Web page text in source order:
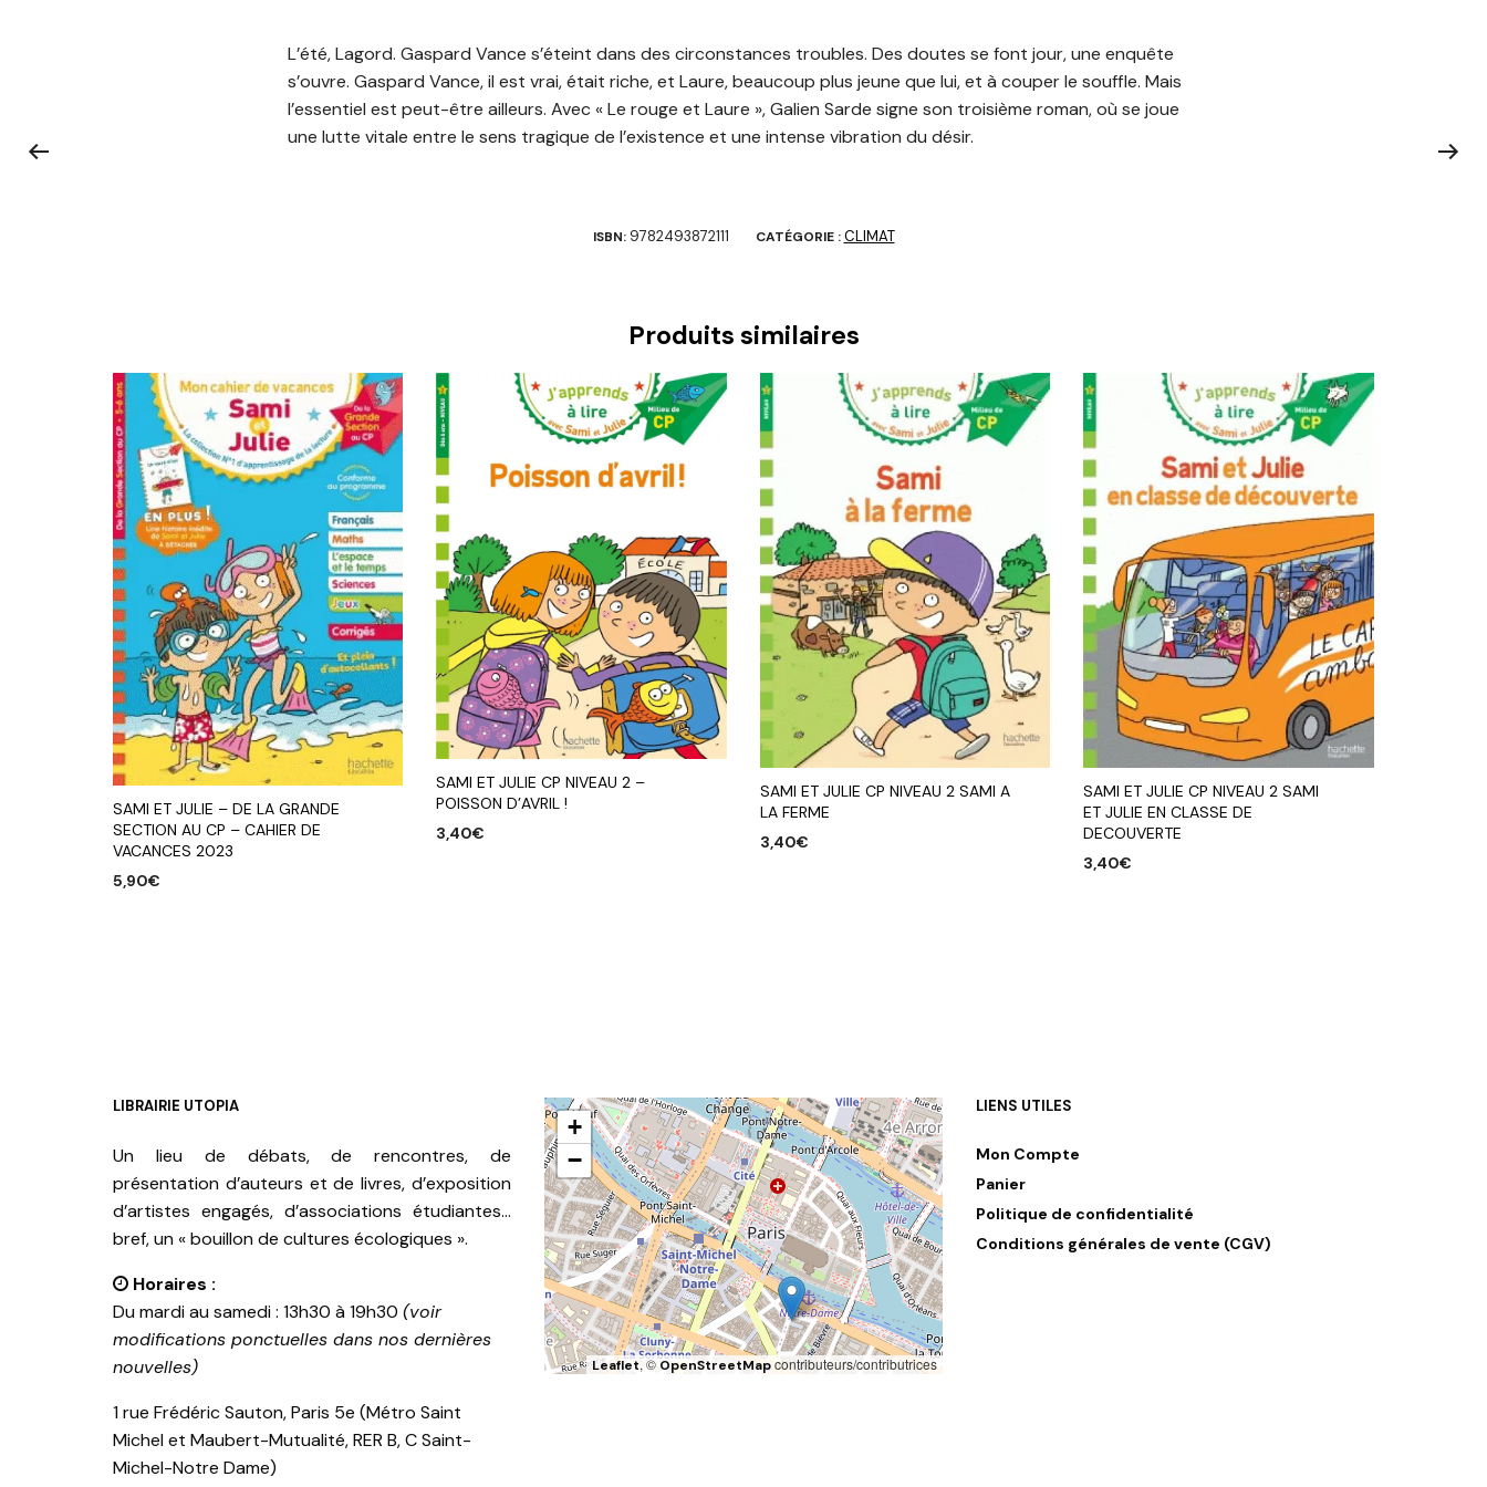
L’été, Lagord. Gaspard Vance s’éteint dans des circonstances troubles. Des doutes se font jour, une enquête
s’ouvre. Gaspard Vance, il est vrai, était riche, et Laure, beaucoup plus jeune que lui, et à couper le souffle. Mais
l’essentiel est peut-être ailleurs. Avec « Le rouge et Laure », Galien Sarde signe son troisième roman, où se joue
une lutte vitale entre le sens tragique de l’existence et une intense vibration du désir.
ISBN: 9782493872111 CATÉGORIE :CLIMAT
Produits similaires
SAMI ET JULIE – DE LA GRANDE
SECTION AU CP – CAHIER DE
VACANCES 2023
5,90€
SAMI ET JULIE CP NIVEAU 2 –
POISSON D’AVRIL !
3,40€
SAMI ET JULIE CP NIVEAU 2 SAMI A
LA FERME
3,40€
SAMI ET JULIE CP NIVEAU 2 SAMI
ET JULIE EN CLASSE DE
DECOUVERTE
3,40€
LIBRAIRIE UTOPIA
Un lieu de débats, de rencontres, de
présentation d’auteurs et de livres, d’exposition
d’artistes engagés, d’associations étudiantes…
bref, un « bouillon de cultures écologiques ».
Horaires :
Du mardi au samedi : 13h30 à 19h30 (voir
modifications ponctuelles dans nos dernières
nouvelles)
1 rue Frédéric Sauton, Paris 5e (Métro Saint
Michel et Maubert-Mutualité, RER B, C Saint-
Michel-Notre Dame)
+
−
Leaflet, ©OpenStreetMapcontributeurs/contributrices
LIENS UTILES
Mon Compte
Panier
Politique de confidentialité
Conditions générales de vente (CGV)